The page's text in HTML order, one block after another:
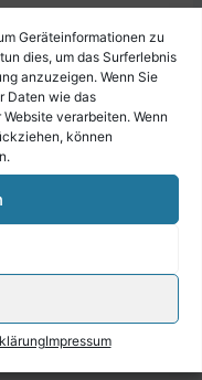
Geräteinformationen zu
dies, um das Surferlebnis
anzuzeigen. Wenn Sie
Daten wie das
verarbeiten. Wenn
können
Impressum